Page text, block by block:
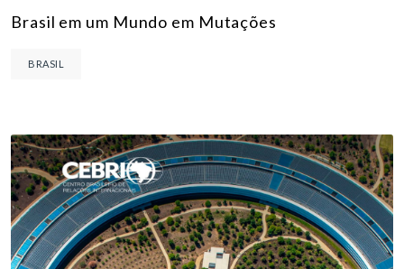
Brasil em um Mundo em Mutações
BRASIL